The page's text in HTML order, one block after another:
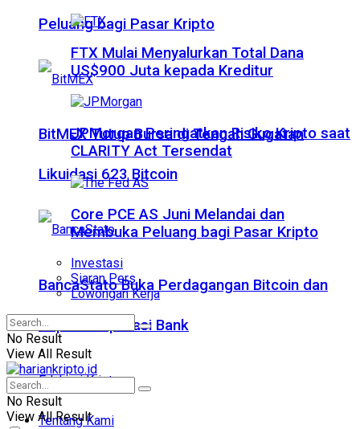
Peluang bagi Pasar Kripto
BitMEX Tutup Bursa di Tengah Gugatan
Likuidasi 623 Bitcoin
BancaStato Buka Perdagangan Bitcoin dan
Kripto di Aplikasi Bank
Edukasi Kripto
Tentang Kami
FTX Mulai Menyalurkan Total Dana
US$900 Juta kepada Kreditur
JPMorgan Peringatkan Risiko Kripto saat
CLARITY Act Tersendat
Core PCE AS Juni Melandai dan
Membuka Peluang bagi Pasar Kripto
Investasi
Siaran Pers
Lowongan Kerja
No Result
View All Result
No Result
View All Result